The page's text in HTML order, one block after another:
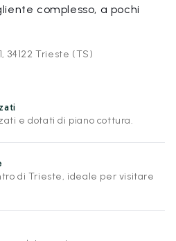
complesso, a pochi
34122 Trieste (TS)
e dotati di piano cottura.
di Trieste, ideale per visitare